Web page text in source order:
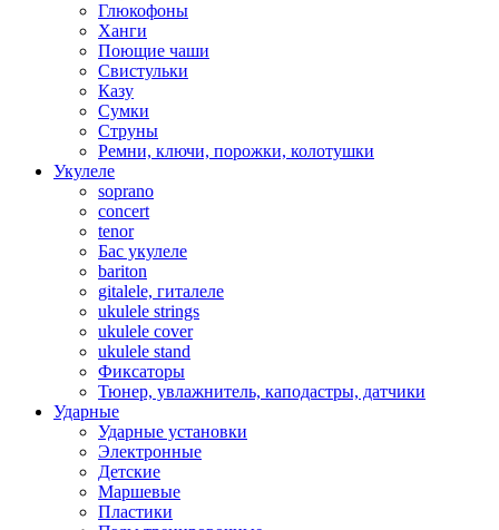
Глюкофоны
Ханги
Поющие чаши
Свистульки
Казу
Сумки
Струны
Ремни, ключи, порожки, колотушки
Укулеле
soprano
concert
tenor
Бас укулеле
bariton
gitalele, гиталеле
ukulele strings
ukulele cover
ukulele stand
Фиксаторы
Тюнер, увлажнитель, каподастры, датчики
Ударные
Ударные установки
Электронные
Детские
Маршевые
Пластики